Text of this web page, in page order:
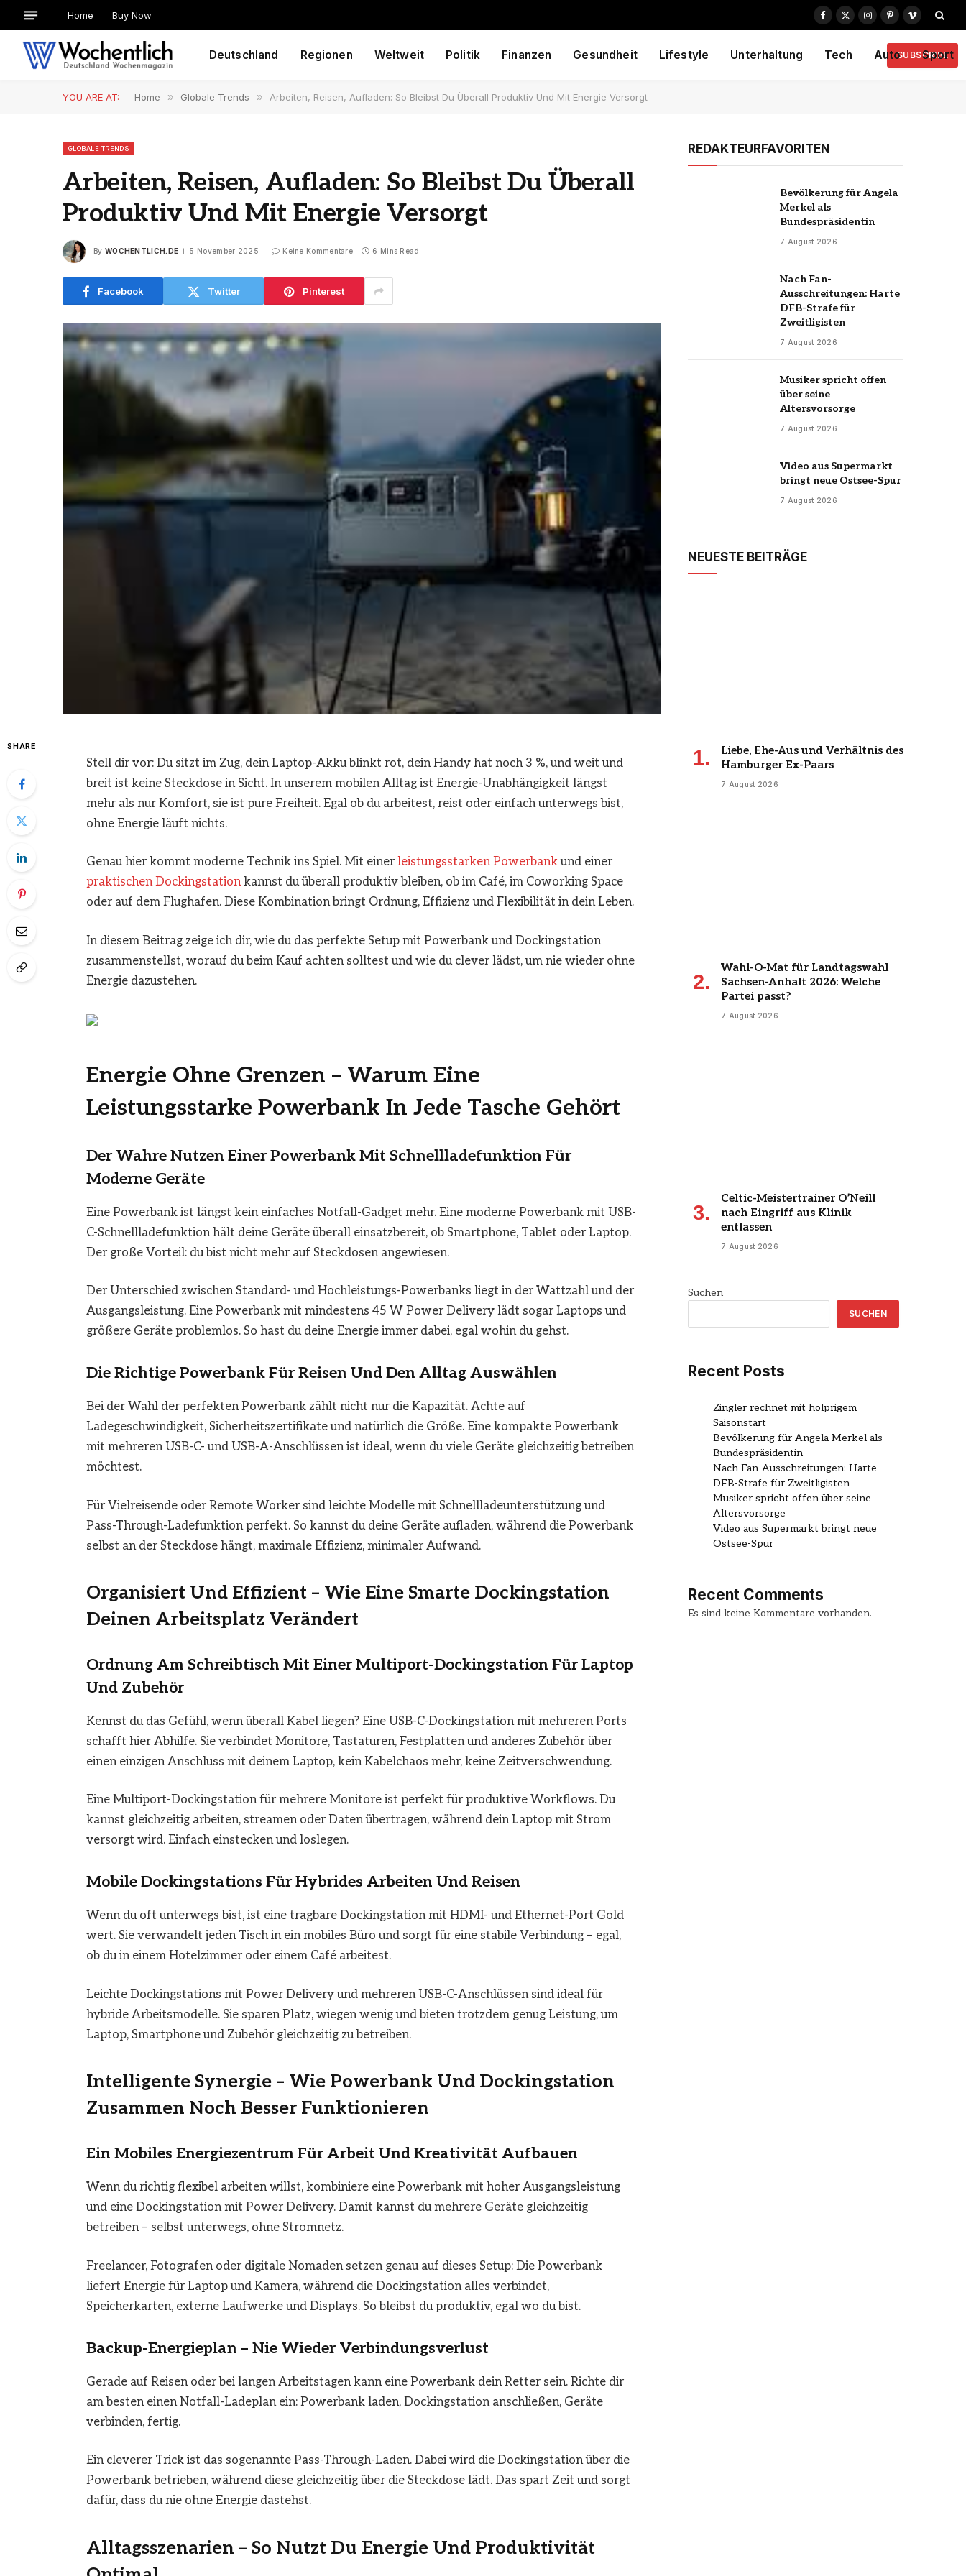
Home Buy Now
Facebook
X
Instagram
PinterestVimeo
Deutschland Regionen Weltweit Politik Finanzen Gesundheit Lifestyle Unterhaltung Tech Auto Sport
SUBSCRIBE
YOU ARE AT: Home » Globale Trends » Arbeiten, Reisen, Aufladen: So Bleibst Du Überall Produktiv Und Mit Energie Versorgt
GLOBALE TRENDS
Arbeiten, Reisen, Aufladen: So Bleibst Du Überall
Produktiv Und Mit Energie Versorgt
By WOCHENTLICH.DE 5 November 2025 Keine Kommentare 6 Mins Read
Facebook Twitter Pinterest
SHARE
Stell dir vor: Du sitzt im Zug, dein Laptop-Akku blinkt rot, dein Handy hat noch 3 %, und weit und
breit ist keine Steckdose in Sicht. In unserem mobilen Alltag ist Energie-Unabhängigkeit längst
mehr als nur Komfort, sie ist pure Freiheit. Egal ob du arbeitest, reist oder einfach unterwegs bist,
ohne Energie läuft nichts.
Genau hier kommt moderne Technik ins Spiel. Mit einer leistungsstarken Powerbankund einer
praktischen Dockingstationkannst du überall produktiv bleiben, ob im Café, im Coworking Space
oder auf dem Flughafen. Diese Kombination bringt Ordnung, Effizienz und Flexibilität in dein Leben.
In diesem Beitrag zeige ich dir, wie du das perfekte Setup mit Powerbank und Dockingstation
zusammenstellst, worauf du beim Kauf achten solltest und wie du clever lädst, um nie wieder ohne
Energie dazustehen.
Energie Ohne Grenzen – Warum Eine
Leistungsstarke Powerbank In Jede Tasche Gehört
Der Wahre Nutzen Einer Powerbank Mit Schnellladefunktion Für
Moderne Geräte
Eine Powerbank ist längst kein einfaches Notfall-Gadget mehr. Eine moderne Powerbank mit USB-
C-Schnellladefunktion hält deine Geräte überall einsatzbereit, ob Smartphone, Tablet oder Laptop.
Der große Vorteil: du bist nicht mehr auf Steckdosen angewiesen.
Der Unterschied zwischen Standard- und Hochleistungs-Powerbanks liegt in der Wattzahl und der
Ausgangsleistung. Eine Powerbank mit mindestens 45 W Power Delivery lädt sogar Laptops und
größere Geräte problemlos. So hast du deine Energie immer dabei, egal wohin du gehst.
Die Richtige Powerbank Für Reisen Und Den Alltag Auswählen
Bei der Wahl der perfekten Powerbank zählt nicht nur die Kapazität. Achte auf
Ladegeschwindigkeit, Sicherheitszertifikate und natürlich die Größe. Eine kompakte Powerbank
mit mehreren USB-C- und USB-A-Anschlüssen ist ideal, wenn du viele Geräte gleichzeitig betreiben
möchtest.
Für Vielreisende oder Remote Worker sind leichte Modelle mit Schnellladeunterstützung und
Pass-Through-Ladefunktion perfekt. So kannst du deine Geräte aufladen, während die Powerbank
selbst an der Steckdose hängt, maximale Effizienz, minimaler Aufwand.
Organisiert Und Effizient – Wie Eine Smarte Dockingstation
Deinen Arbeitsplatz Verändert
Ordnung Am Schreibtisch Mit Einer Multiport-Dockingstation Für Laptop
Und Zubehör
Kennst du das Gefühl, wenn überall Kabel liegen? Eine USB-C-Dockingstation mit mehreren Ports
schafft hier Abhilfe. Sie verbindet Monitore, Tastaturen, Festplatten und anderes Zubehör über
einen einzigen Anschluss mit deinem Laptop, kein Kabelchaos mehr, keine Zeitverschwendung.
Eine Multiport-Dockingstation für mehrere Monitore ist perfekt für produktive Workflows. Du
kannst gleichzeitig arbeiten, streamen oder Daten übertragen, während dein Laptop mit Strom
versorgt wird. Einfach einstecken und loslegen.
Mobile Dockingstations Für Hybrides Arbeiten Und Reisen
Wenn du oft unterwegs bist, ist eine tragbare Dockingstation mit HDMI- und Ethernet-Port Gold
wert. Sie verwandelt jeden Tisch in ein mobiles Büro und sorgt für eine stabile Verbindung – egal,
ob du in einem Hotelzimmer oder einem Café arbeitest.
Leichte Dockingstations mit Power Delivery und mehreren USB-C-Anschlüssen sind ideal für
hybride Arbeitsmodelle. Sie sparen Platz, wiegen wenig und bieten trotzdem genug Leistung, um
Laptop, Smartphone und Zubehör gleichzeitig zu betreiben.
Intelligente Synergie – Wie Powerbank Und Dockingstation
Zusammen Noch Besser Funktionieren
Ein Mobiles Energiezentrum Für Arbeit Und Kreativität Aufbauen
Wenn du richtig flexibel arbeiten willst, kombiniere eine Powerbank mit hoher Ausgangsleistung
und eine Dockingstation mit Power Delivery. Damit kannst du mehrere Geräte gleichzeitig
betreiben – selbst unterwegs, ohne Stromnetz.
Freelancer, Fotografen oder digitale Nomaden setzen genau auf dieses Setup: Die Powerbank
liefert Energie für Laptop und Kamera, während die Dockingstation alles verbindet,
Speicherkarten, externe Laufwerke und Displays. So bleibst du produktiv, egal wo du bist.
Backup-Energieplan – Nie Wieder Verbindungsverlust
Gerade auf Reisen oder bei langen Arbeitstagen kann eine Powerbank dein Retter sein. Richte dir
am besten einen Notfall-Ladeplan ein: Powerbank laden, Dockingstation anschließen, Geräte
verbinden, fertig.
Ein cleverer Trick ist das sogenannte Pass-Through-Laden. Dabei wird die Dockingstation über die
Powerbank betrieben, während diese gleichzeitig über die Steckdose lädt. Das spart Zeit und sorgt
dafür, dass du nie ohne Energie dastehst.
Alltagsszenarien – So Nutzt Du Energie Und Produktivität
REDAKTEURFAVORITEN
Bevölkerung für Angela
Merkel als
Bundespräsidentin
7 August 2026
Nach Fan-
Ausschreitungen: Harte
DFB-Strafe für
Zweitligisten
7 August 2026
Musiker spricht offen
über seine
Altersvorsorge
7 August 2026
Video aus Supermarkt
bringt neue Ostsee-Spur
7 August 2026
NEUESTE BEITRÄGE
Liebe, Ehe-Aus und Verhältnis des
Hamburger Ex-Paars
7 August 2026
Wahl-O-Mat für Landtagswahl
Sachsen-Anhalt 2026: Welche
Partei passt?
7 August 2026
Celtic-Meistertrainer O’Neill
nach Eingriff aus Klinik
entlassen
7 August 2026
Suchen
SUCHEN
Recent Posts
Zingler rechnet mit holprigem
Saisonstart
Bevölkerung für Angela Merkel als
Bundespräsidentin
Nach Fan-Ausschreitungen: Harte
DFB-Strafe für Zweitligisten
Musiker spricht offen über seine
Altersvorsorge
Video aus Supermarkt bringt neue
Ostsee-Spur
Recent Comments
Es sind keine Kommentare vorhanden.